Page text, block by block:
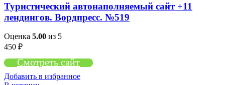
Туристический автонаполняемый сайт +11
лендингов. Вордпресс. №519
Оценка 5.00 из 5
450 ₽
Смотреть сайт
Добавить в избранное